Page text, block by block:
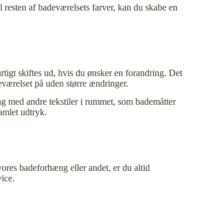
af badeværelsets farver, kan du skabe en
skiftes ud, hvis du ønsker en forandring. Det
på uden større ændringer.
med andre tekstiler i rummet, som bademåtter
udtryk.
badeforhæng eller andet, er du altid